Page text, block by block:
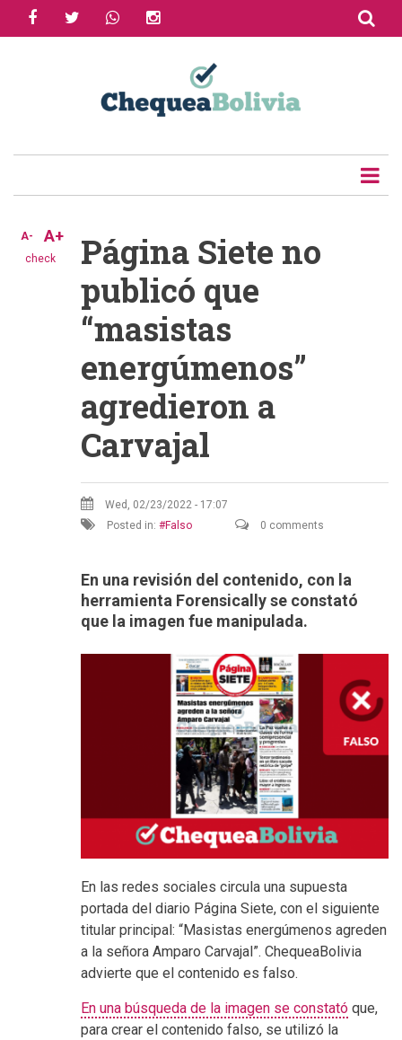
facebooktwitter whatsapp
check
A- A+
Página Siete no
publicó que
“masistas
energúmenos”
agredieron a
Carvajal
Wed, 02/23/2022 - 17:07
Posted in:
Falso 0 comments
En una revisión del contenido, con la
herramienta Forensically se constató
que la imagen fue manipulada.
En las redes sociales circula una supuesta
portada del diario Página Siete, con el siguiente
titular principal: “Masistas energúmenos agreden
a la señora Amparo Carvajal”. ChequeaBolivia
advierte que el contenido es falso.
En una búsqueda de la imagen se constató que,
para crear el contenido falso, se utilizó la